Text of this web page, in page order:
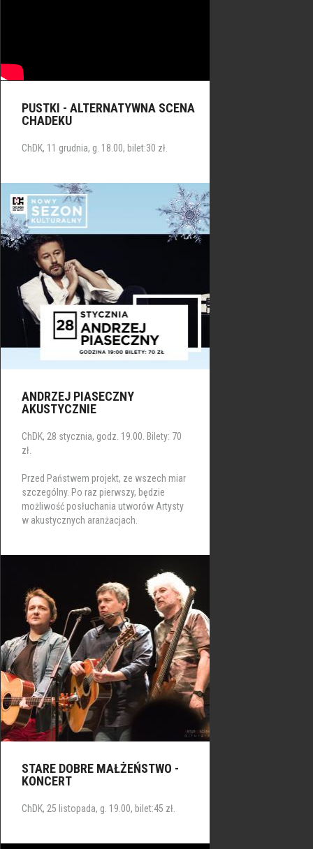
PUSTKI - ALTERNATYWNA SCENA
CHADEKU
ChDK, 11 grudnia, g. 18.00, bilet:30 zł.
ANDRZEJ PIASECZNY
AKUSTYCZNIE
ChDK, 28 stycznia, godz. 19.00. Bilety: 70
zł.
Przed Państwem projekt, ze wszech miar
szczególny. Po raz pierwszy, będzie
możliwość posłuchania utworów Artysty
w akustycznych aranżacjach.
STARE DOBRE MAŁŻEŃSTWO -
KONCERT
ChDK, 25 listopada, g. 19.00, bilet:45 zł.